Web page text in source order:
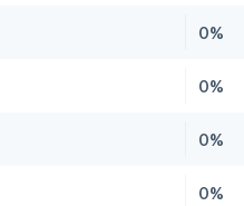
0%
0%
0%
0%